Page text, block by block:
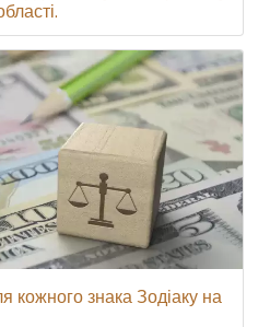
кожного знака Зодіаку на